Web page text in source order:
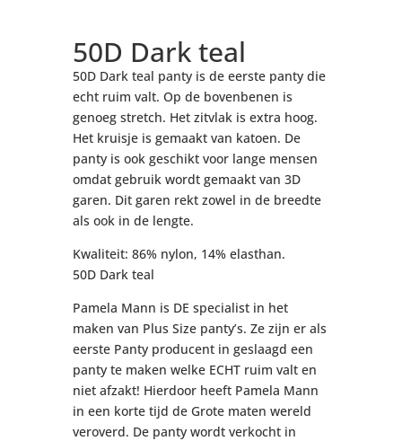
50D Dark teal
50D Dark teal panty is de eerste panty die
echt ruim valt. Op de bovenbenen is
genoeg stretch. Het zitvlak is extra hoog.
Het kruisje is gemaakt van katoen. De
panty is ook geschikt voor lange mensen
omdat gebruik wordt gemaakt van 3D
garen. Dit garen rekt zowel in de breedte
als ook in de lengte.
Kwaliteit: 86% nylon, 14% elasthan.
50D Dark teal
Pamela Mann is DE specialist in het
maken van Plus Size panty’s. Ze zijn er als
eerste Panty producent in geslaagd een
panty te maken welke ECHT ruim valt en
niet afzakt! Hierdoor heeft Pamela Mann
in een korte tijd de Grote maten wereld
veroverd. De panty wordt verkocht in